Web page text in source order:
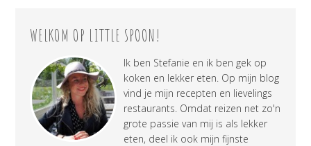
WELKOM OP LITTLE SPOON!
Ik ben Stefanie en ik ben gek op
koken en lekker eten. Op mijn blog
vind je mijn recepten en lievelings
restaurants. Omdat reizen net zo'n
grote passie van mij is als lekker
eten, deel ik ook mijn fijnste